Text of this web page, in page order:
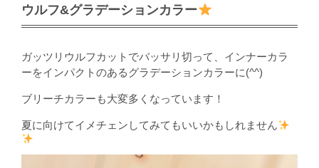
ウルフ&グラデーションカラー
ガッツリウルフカットでバッサリ切って、インナーカラ
ーをインパクトのあるグラデーションカラーに(^^)
ブリーチカラーも大変多くなっています！
夏に向けてイメチェンしてみてもいいかもしれません